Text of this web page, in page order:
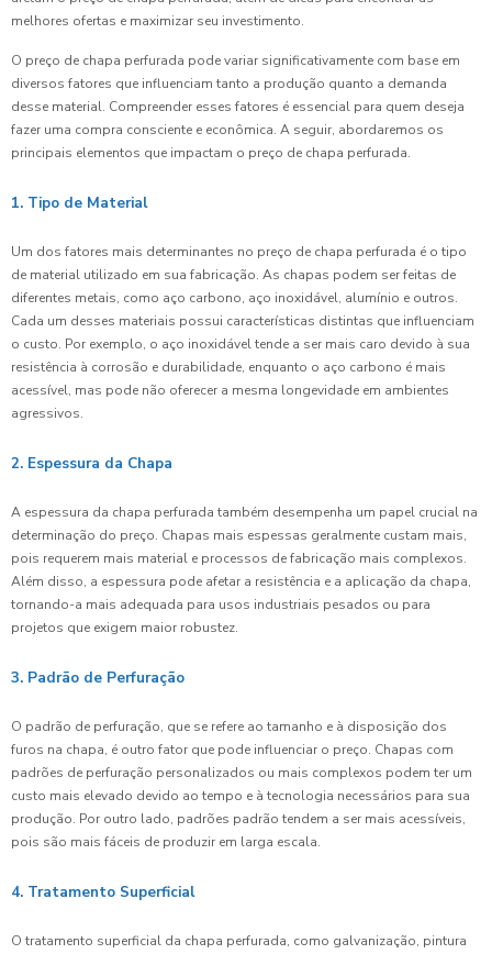
melhores ofertas e maximizar seu investimento.
O preço de chapa perfurada pode variar significativamente com base em
diversos fatores que influenciam tanto a produção quanto a demanda
desse material. Compreender esses fatores é essencial para quem deseja
fazer uma compra consciente e econômica. A seguir, abordaremos os
principais elementos que impactam o preço de chapa perfurada.
1. Tipo de Material
Um dos fatores mais determinantes no preço de chapa perfurada é o tipo
de material utilizado em sua fabricação. As chapas podem ser feitas de
diferentes metais, como aço carbono, aço inoxidável, alumínio e outros.
Cada um desses materiais possui características distintas que influenciam
o custo. Por exemplo, o aço inoxidável tende a ser mais caro devido à sua
resistência à corrosão e durabilidade, enquanto o aço carbono é mais
acessível, mas pode não oferecer a mesma longevidade em ambientes
agressivos.
2. Espessura da Chapa
A espessura da chapa perfurada também desempenha um papel crucial na
determinação do preço. Chapas mais espessas geralmente custam mais,
pois requerem mais material e processos de fabricação mais complexos.
Além disso, a espessura pode afetar a resistência e a aplicação da chapa,
tornando-a mais adequada para usos industriais pesados ou para
projetos que exigem maior robustez.
3. Padrão de Perfuração
O padrão de perfuração, que se refere ao tamanho e à disposição dos
furos na chapa, é outro fator que pode influenciar o preço. Chapas com
padrões de perfuração personalizados ou mais complexos podem ter um
custo mais elevado devido ao tempo e à tecnologia necessários para sua
produção. Por outro lado, padrões padrão tendem a ser mais acessíveis,
pois são mais fáceis de produzir em larga escala.
4. Tratamento Superficial
O tratamento superficial da chapa perfurada, como galvanização, pintura